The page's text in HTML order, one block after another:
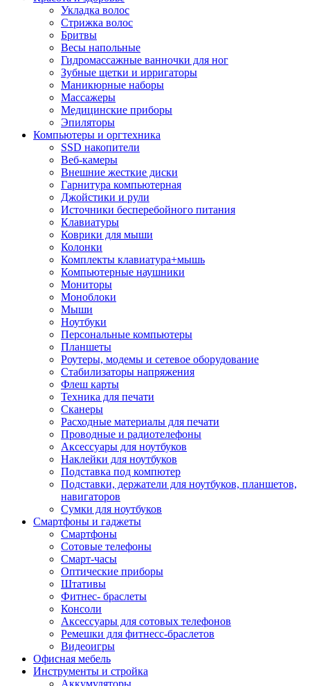
Укладка волос
Стрижка волос
Бритвы
Весы напольные
Гидромассажные ванночки для ног
Зубные щетки и ирригаторы
Маникюрные наборы
Массажеры
Медицинские приборы
Эпиляторы
Компьютеры и оргтехника
SSD накопители
Веб-камеры
Внешние жесткие диски
Гарнитура компьютерная
Джойстики и рули
Источники бесперебойного питания
Клавиатуры
Коврики для мыши
Колонки
Комплекты клавиатура+мышь
Компьютерные наушники
Мониторы
Моноблоки
Мыши
Ноутбуки
Персональные компьютеры
Планшеты
Роутеры, модемы и сетевое оборудование
Стабилизаторы напряжения
Флеш карты
Техника для печати
Сканеры
Расходные материалы для печати
Проводные и радиотелефоны
Аксессуары для ноутбуков
Наклейки для ноутбуков
Подставка под компютер
Подставки, держатели для ноутбуков, планшетов,
навигаторов
Сумки для ноутбуков
Смартфоны и гаджеты
Смартфоны
Сотовые телефоны
Смарт-часы
Оптические приборы
Штативы
Фитнес- браслеты
Консоли
Аксессуары для сотовых телефонов
Ремешки для фитнесс-браслетов
Видеоигры
Офисная мебель
Инструменты и стройка
Аккумуляторы